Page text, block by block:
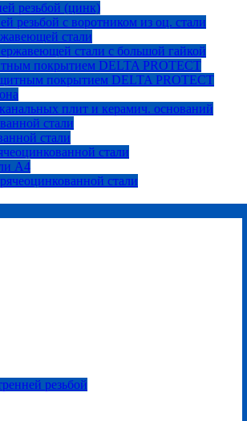
резьбой (цинк)
резьбой с воротником из оц. стали
стали
стали с большой гайкой
покрытием DELTA PROTECT
покрытием DELTA PROTECT
плит и керамич. оснований
стали
стали
стали
А4
стали
резьбой